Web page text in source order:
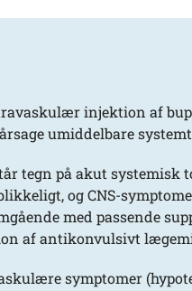
injektion af
umiddelbare
tegn på akut
og CNS-
med passende
af antikonvulsivt
symptomer